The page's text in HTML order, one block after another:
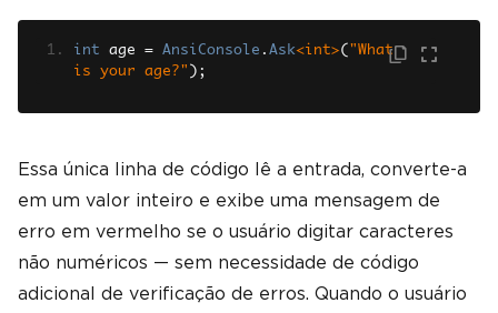
int age = AnsiConsole . Ask<int>( "What
is your age?" );
Essa única linha de código lê a entrada, converte-a
em um valor inteiro e exibe uma mensagem de
erro em vermelho se o usuário digitar caracteres
não numéricos — sem necessidade de código
adicional de verificação de erros. Quando o usuário